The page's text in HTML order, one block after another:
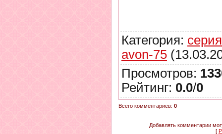
Категория:
avon-75
Просмотров:
Рейтинг: 0.0/0
Всего комментариев: 0
Добавлять комментарии
[